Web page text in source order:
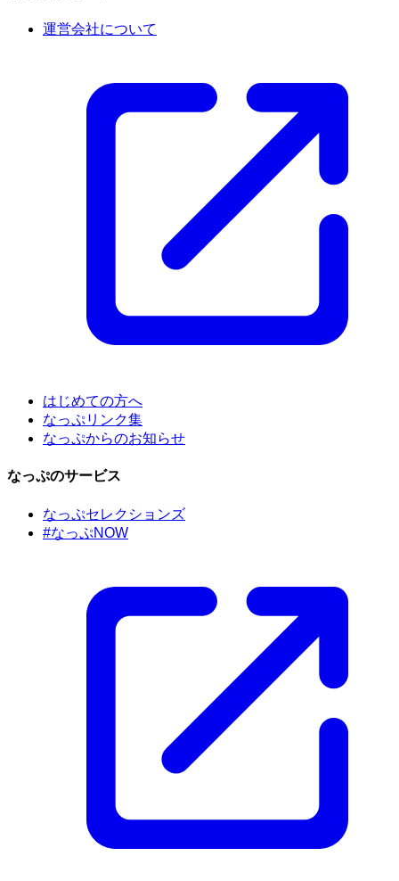
運営会社について
はじめての方へ
なっぷリンク集
なっぷからのお知らせ
なっぷのサービス
なっぷセレクションズ
#なっぷNOW